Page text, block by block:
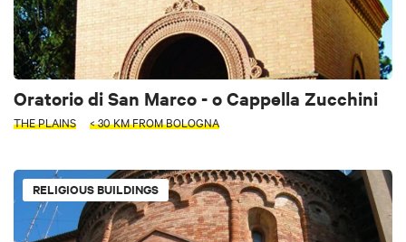
Oratorio di San Marco - o Cappella Zucchini
THE PLAINS < 30 KM FROM BOLOGNA
RELIGIOUS BUILDINGS